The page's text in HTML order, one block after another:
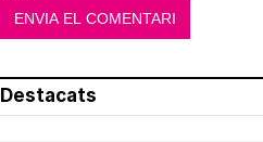
Destacats